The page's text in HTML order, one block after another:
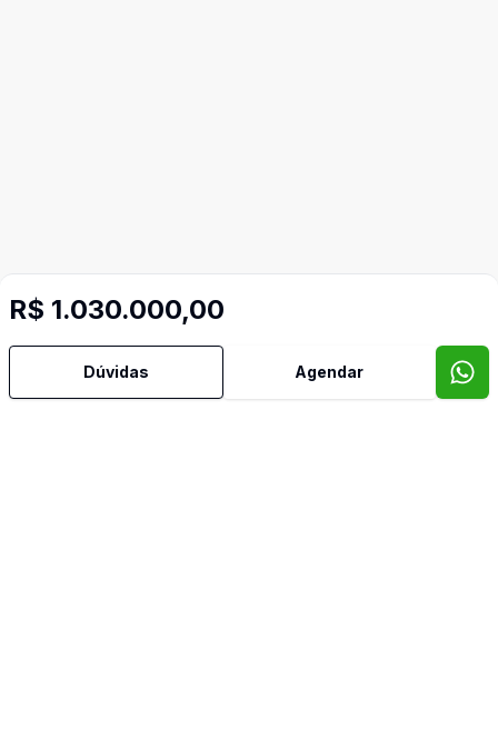
R$ 1.030.000,00
Dúvidas Agendar